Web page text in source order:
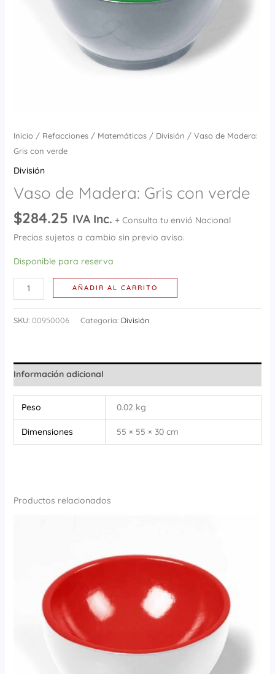
Inicio/ Refacciones/ Matemáticas/ División / Vaso de Madera:
Gris con verde
División
Vaso de Madera: Gris con verde
$284.25 IVA Inc. + Consulta tu envió Nacional
Precios sujetos a cambio sin previo aviso.
Disponible para reserva
AÑADIR AL CARRITO
SKU: 00950006 Categoría: División
Información adicional
Peso 0.02 kg
Dimensiones 55 × 55 × 30 cm
Productos relacionados